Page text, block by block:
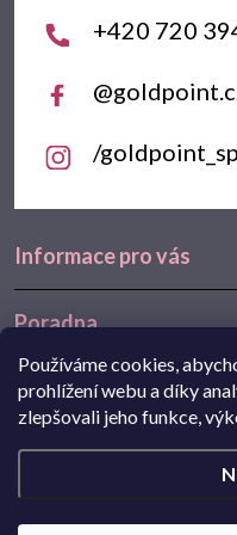
Používáme cookies,
prohlížení webu a díky
zlepšovali jeho funkce,
Informace pro vás
Poradna
Často hledáte
+420 720
/
Navštivte také náš e-shop